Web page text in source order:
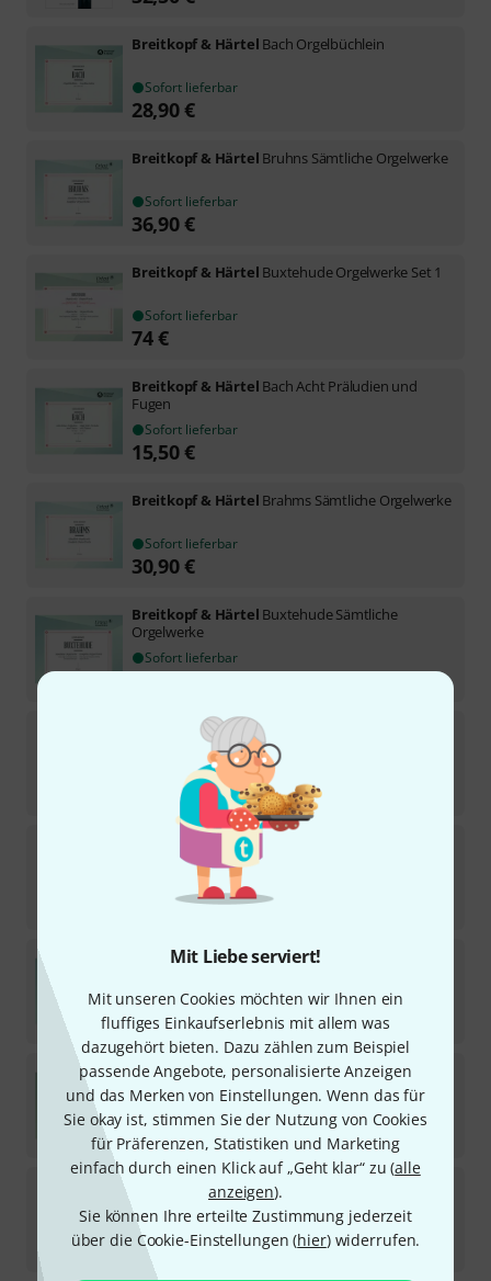
Mit Liebe serviert!
Mit unseren Cookies möchten wir Ihnen ein
fluffiges Einkaufserlebnis mit allem was
dazugehört bieten. Dazu zählen zum Beispiel
passende Angebote, personalisierte Anzeigen
und das Merken von Einstellungen. Wenn das für
Sie okay ist, stimmen Sie der Nutzung von Cookies
für Präferenzen, Statistiken und Marketing
einfach durch einen Klick auf „Geht klar“ zu (alle
anzeigen).
Sie können Ihre erteilte Zustimmung jederzeit
über die Cookie-Einstellungen (hier) widerrufen.
Breitkopf & Härtel Bach Orgelbüchlein
Sofort lieferbar
28,90€
Breitkopf & Härtel Bruhns Sämtliche Orgelwerke
Sofort lieferbar
36,90€
Breitkopf & Härtel Buxtehude Orgelwerke Set 1
Sofort lieferbar
74€
Breitkopf & Härtel Bach Acht Präludien und
Fugen
Sofort lieferbar
15,50€
Breitkopf & Härtel Brahms Sämtliche Orgelwerke
Sofort lieferbar
30,90€
Breitkopf & Härtel Buxtehude Sämtliche
Orgelwerke
Sofort lieferbar
169€
Breitkopf & HärtelMendelssohn Sechs Sonaten
Sofort lieferbar
€
Breitkopf & Härtel
Sofort lieferbar
34,90€
Breitkopf & HärtelKarg-Elert Sinfonie for Orgel
Sofort lieferbar
35,90€
Breitkopf & HärtelTunder Sämtliche Orgelwerke
Sofort lieferbar
42,90€
Breitkopf & Härtel Mendelssohn Orgelwerke 1
Sofort lieferbar
35,90€